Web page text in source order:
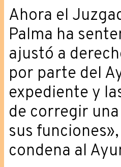
Ahora el
Palma ha
ajustó a
por parte del
expediente y
de corregir
sus
condena al